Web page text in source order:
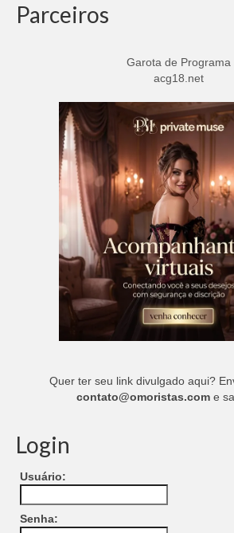
Parceiros
Garota de Programa
acg18.net
Quer ter seu link divulgado aqui?
contato@omoristas.com e
Login
Usuário:
Senha: